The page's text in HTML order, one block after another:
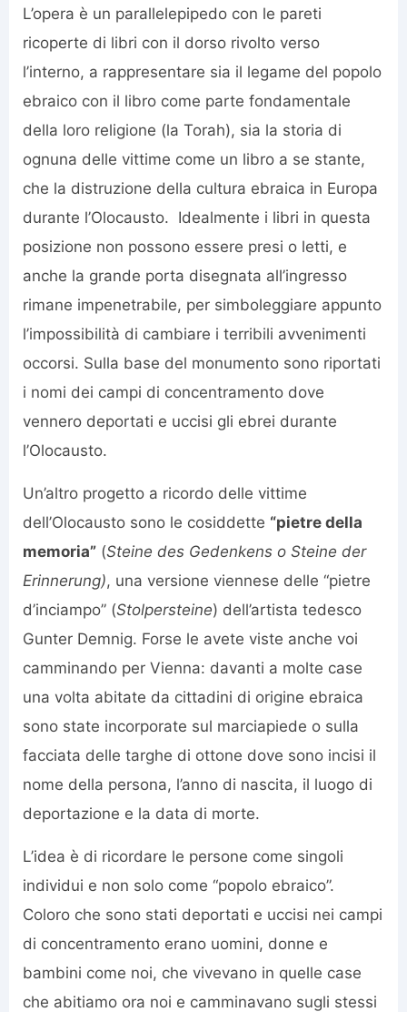
L’opera è un parallelepipedo con le pareti
ricoperte di libri con il dorso rivolto verso
l’interno, a rappresentare sia il legame del popolo
ebraico con il libro come parte fondamentale
della loro religione (la Torah), sia la storia di
ognuna delle vittime come un libro a se stante,
che la distruzione della cultura ebraica in Europa
durante l’Olocausto. Idealmente i libri in questa
posizione non possono essere presi o letti, e
anche la grande porta disegnata all’ingresso
rimane impenetrabile, per simboleggiare appunto
l’impossibilità di cambiare i terribili avvenimenti
occorsi. Sulla base del monumento sono riportati
i nomi dei campi di concentramento dove
vennero deportati e uccisi gli ebrei durante
l’Olocausto.
Un’altro progetto a ricordo delle vittime
dell’Olocausto sono le cosiddette “pietre della
memoria” (Steine des Gedenkens o Steine der
Erinnerung), una versione viennese delle “pietre
d’inciampo” (Stolpersteine) dell’artista tedesco
Gunter Demnig. Forse le avete viste anche voi
camminando per Vienna: davanti a molte case
una volta abitate da cittadini di origine ebraica
sono state incorporate sul marciapiede o sulla
facciata delle targhe di ottone dove sono incisi il
nome della persona, l’anno di nascita, il luogo di
deportazione e la data di morte.
L’idea è di ricordare le persone come singoli
individui e non solo come “popolo ebraico”.
Coloro che sono stati deportati e uccisi nei campi
di concentramento erano uomini, donne e
bambini come noi, che vivevano in quelle case
che abitiamo ora noi e camminavano sugli stessi